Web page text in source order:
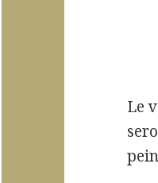
Le